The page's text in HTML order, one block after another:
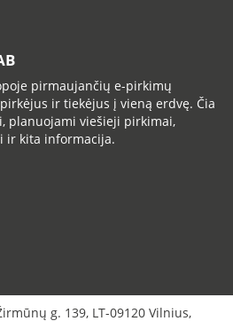
pirmaujančių e-pirkimų
ir tiekėjus į vieną erdvę. Čia
planuojami viešieji pirkimai,
ir kita informacija.
g. 139, LT-09120 Vilnius,